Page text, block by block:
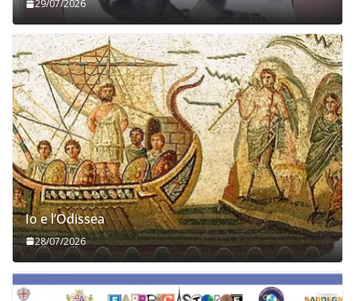
29/07/2026
Io e l’Odissea
28/07/2026